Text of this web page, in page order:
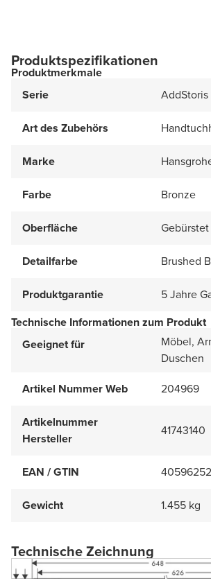
Produktspezifikationen
Produktmerkmale
Serie
AddStoris
Art des Zubehörs
Marke
Farbe Bronze
Oberfläche Gebürstet
Detailfarbe Brushed
Produktgarantie
5 Jahre
Technische Informationen zum Produkt
Geeignet für
Möbel,
Duschen
Artikel Nummer Web
204969
Artikelnummer
Hersteller
41743140
EAN / GTIN
Gewicht 1.455 kg
Technische Zeichnung